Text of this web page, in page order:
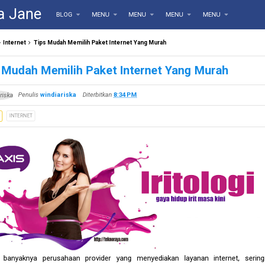
Jane BLOG MENU MENU MENU MENU
Internet Tips Mudah Memilih Paket Internet Yang Murah
Memilih Paket Internet Yang Murah
Penulis windiariska Diterbitkan 8:34 PM
INTERNET
banyaknya perusahaan provider yang menyediakan layanan internet, sering